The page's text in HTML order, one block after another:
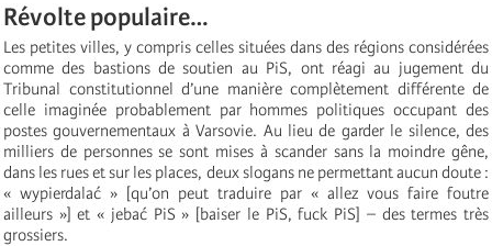
Révolte populaire…
Les petites villes, y compris celles situées dans des régions considérées
comme des bastions de soutien au PiS, ont réagi au jugement du
Tribunal constitutionnel d’une manière complètement différente de
celle imaginée probablement par hommes politiques occupant des
postes gouvernementaux à Varsovie. Au lieu de garder le silence, des
milliers de personnes se sont mises à scander sans la moindre gêne,
dans les rues et sur les places, deux slogans ne permettant aucun doute :
« wypierdalać » [qu’on peut traduire par « allez vous faire foutre
ailleurs »] et « jebać PiS » [baiser le PiS, fuck PiS] – des termes très
grossiers.